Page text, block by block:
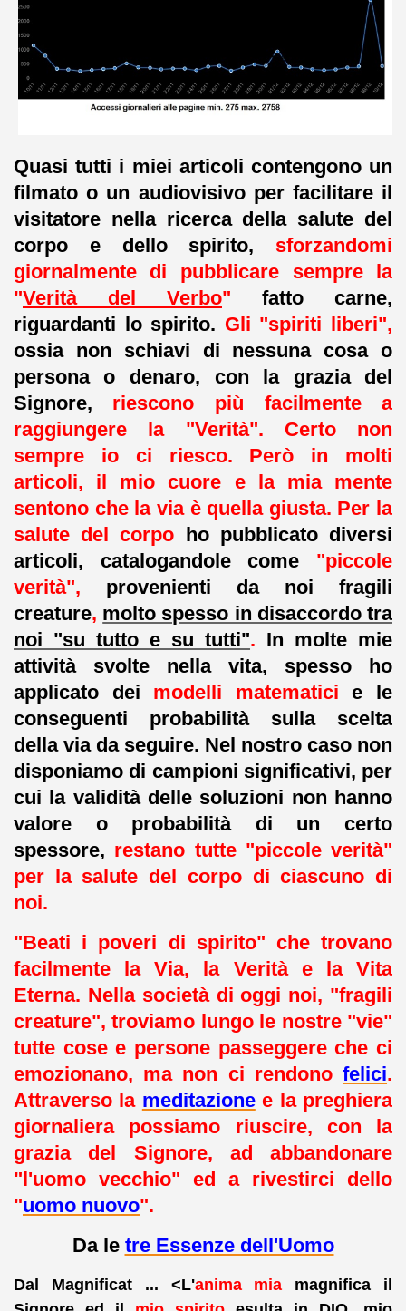
Quasi tutti i miei articoli contengono un
filmato o un audiovisivo per facilitare il
visitatore nella ricerca della salute del
corpo e dello spirito, sforzandomi
giornalmente di pubblicare sempre la
"Verità del Verbo"fatto carne,
riguardanti lo spirito. Gli "spiriti liberi",
ossia non schiavi di nessuna cosa o
persona o denaro, con la grazia del
Signore, riescono più facilmente a
raggiungere la "Verità". Certo non
sempre io ci riesco. Però in molti
articoli, il mio cuore e la mia mente
sentono che la via è quella giusta. Per la
salute del corpo
ho pubblicato diversi
articoli, catalogandole come "piccole
verità", provenienti da noi fragili
creature, molto spesso in disaccordo tra
noi "su tutto e su tutti". In molte mie
attività svolte nella vita, spesso ho
applicato dei modelli matematici e le
conseguenti probabilità sulla scelta
della via da seguire. Nel nostro caso non
disponiamo di campioni significativi, per
cui la validità delle soluzioni non hanno
valore o probabilità di un certo
spessore, restano tutte "piccole verità"
per la salute del corpo di ciascuno di
noi.
"Beati i poveri di spirito" che trovano
facilmente la Via, la Verità e la Vita
Eterna. Nella società di oggi noi, "fragili
creature", troviamo lungo le nostre "vie"
tutte cose e persone passeggere che ci
emozionano, ma non ci rendonofelici.
Attraverso la meditazionee la preghiera
giornaliera possiamo riuscire, con la
grazia del Signore, ad abbandonare
"l'uomo vecchio" ed a rivestirci dello
"uomo nuovo".
Da le tre Essenze dell'Uomo
Dal Magnificat ... <L'animamia magnifica il